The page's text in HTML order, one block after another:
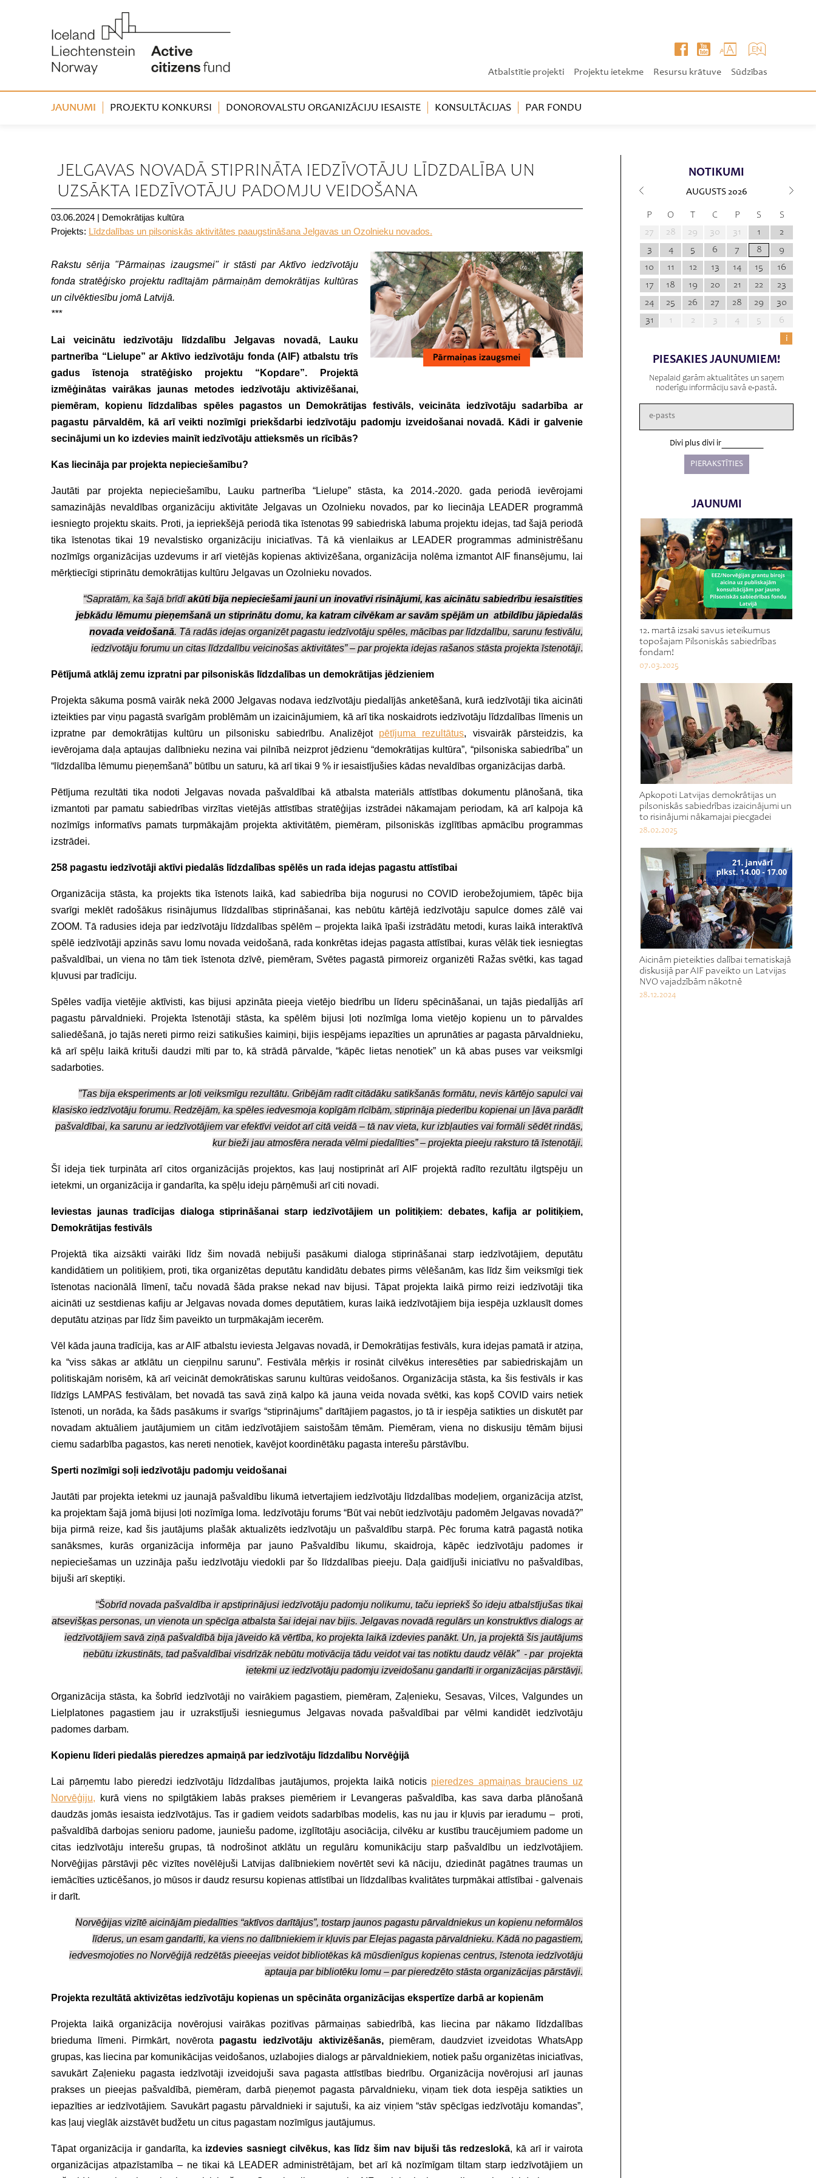
Atbalstītie projekti Projektu ietekme Resursu krātuve Sūdzības
JAUNUMI PROJEKTU KONKURSI DONOROVALSTU ORGANIZĀCIJU IESAISTE KONSULTĀCIJAS PAR FONDU
JELGAVAS NOVADĀ STIPRINĀTA IEDZĪVOTĀJU LĪDZDALĪBA UN
UZSĀKTA IEDZĪVOTĀJU PADOMJU VEIDOŠANA
03.06.2024 | Demokrātijas kultūra
Projekts: Līdzdalības un pilsoniskās aktivitātes paaugstināšana Jelgavas un Ozolnieku novados.
Rakstu sērija "Pārmaiņas izaugsmei" ir stāsti par Aktīvo iedzīvotāju
fonda stratēģisko projektu radītajām pārmaiņām demokrātijas kultūras
un cilvēktiesību jomā Latvijā.
***
Lai veicinātu iedzīvotāju līdzdalību Jelgavas novadā, Lauku
partnerība “Lielupe” ar Aktīvo iedzīvotāju fonda (AIF) atbalstu trīs
gadus īstenoja stratēģisko projektu “Kopdare”. Projektā
izmēģinātas vairākas jaunas metodes iedzīvotāju aktivizēšanai,
piemēram, kopienu līdzdalības spēles pagastos un Demokrātijas festivāls, veicināta iedzīvotāju sadarbība ar
pagastu pārvaldēm, kā arī veikti nozīmīgi priekšdarbi iedzīvotāju padomju izveidošanai novadā. Kādi ir galvenie
secinājumi un ko izdevies mainīt iedzīvotāju attieksmēs un rīcībās?
Kas liecināja par projekta nepieciešamību?
Jautāti par projekta nepieciešamību, Lauku partnerība “Lielupe” stāsta, ka 2014.-2020. gada periodā ievērojami
samazinājās nevaldības organizāciju aktivitāte Jelgavas un Ozolnieku novados, par ko liecināja LEADER programmā
iesniegto projektu skaits. Proti, ja iepriekšējā periodā tika īstenotas 99 sabiedriskā labuma projektu idejas, tad šajā periodā
tika īstenotas tikai 19 nevalstisko organizāciju iniciatīvas. Tā kā vienlaikus ar LEADER programmas administrēšanu
nozīmīgs organizācijas uzdevums ir arī vietējās kopienas aktivizēšana, organizācija nolēma izmantot AIF finansējumu, lai
mērķtiecīgi stiprinātu demokrātijas kultūru Jelgavas un Ozolnieku novados.
“Sapratām, ka šajā brīdīakūti bija nepieciešami jauni un inovatīvi risinājumi, kas aicinātu sabiedrību iesaistīties
jebkādu lēmumu pieņemšanā un stiprinātu domu, ka katram cilvēkam ar savām spējām un atbildību jāpiedalās
novada veidošanā. Tā radās idejas organizēt pagastu iedzīvotāju spēles, mācības par līdzdalību, sarunu festivālu,
iedzīvotāju forumu un citas līdzdalību veicinošas aktivitātes” – par projekta idejas rašanos stāsta projekta īstenotāji.
Pētījumā atklāj zemu izpratni par pilsoniskās līdzdalības un demokrātijas jēdzieniem
Projekta sākuma posmā vairāk nekā 2000 Jelgavas nodava iedzīvotāju piedalījās anketēšanā, kurā iedzīvotāji tika aicināti
izteikties par viņu pagastā svarīgām problēmām un izaicinājumiem, kā arī tika noskaidrots iedzīvotāju līdzdalības līmenis un
izpratne par demokrātijas kultūru un pilsonisku sabiedrību. Analizējot pētījuma rezultātus, visvairāk pārsteidzis, ka
ievērojama daļa aptaujas dalībnieku nezina vai pilnībā neizprot jēdzienu “demokrātijas kultūra”, “pilsoniska sabiedrība” un
“līdzdalība lēmumu pieņemšanā” būtību un saturu, kā arī tikai 9 % ir iesaistījušies kādas nevaldības organizācijas darbā.
Pētījuma rezultāti tika nodoti Jelgavas novada pašvaldībai kā atbalsta materiāls attīstības dokumentu plānošanā, tika
izmantoti par pamatu sabiedrības virzītas vietējās attīstības stratēģijas izstrādei nākamajam periodam, kā arī kalpoja kā
nozīmīgs informatīvs pamats turpmākajām projekta aktivitātēm, piemēram, pilsoniskās izglītības apmācību programmas
izstrādei.
258 pagastu iedzīvotāji aktīvi piedalās līdzdalības spēlēs un rada idejas pagastu attīstībai
Organizācija stāsta, ka projekts tika īstenots laikā, kad sabiedrība bija nogurusi no COVID ierobežojumiem, tāpēc bija
svarīgi meklēt radošākus risinājumus līdzdalības stiprināšanai, kas nebūtu kārtējā iedzīvotāju sapulce domes zālē vai
ZOOM. Tā radusies ideja par iedzīvotāju līdzdalības spēlēm – projekta laikā īpaši izstrādātu metodi, kuras laikā interaktīvā
spēlē iedzīvotāji apzinās savu lomu novada veidošanā, rada konkrētas idejas pagasta attīstībai, kuras vēlāk tiek iesniegtas
pašvaldībai, un viena no tām tiek īstenota dzīvē, piemēram, Svētes pagastā pirmoreiz organizēti Ražas svētki, kas tagad
kļuvusi par tradīciju.
Spēles vadīja vietējie aktīvisti, kas bijusi apzināta pieeja vietējo biedrību un līderu spēcināšanai, un tajās piedalījās arī
pagastu pārvaldnieki. Projekta īstenotāji stāsta, ka spēlēm bijusi ļoti nozīmīga loma vietējo kopienu un to pārvaldes
saliedēšanā, jo tajās nereti pirmo reizi satikušies kaimiņi, bijis iespējams iepazīties un aprunāties ar pagasta pārvaldnieku,
kā arī spēļu laikā krituši daudzi mīti par to, kā strādā pārvalde, “kāpēc lietas nenotiek” un kā abas puses var veiksmīgi
sadarboties.
”Tas bija eksperiments ar ļoti veiksmīgu rezultātu. Gribējām radīt citādāku satikšanās formātu, nevis kārtējo sapulci vai
klasisko iedzīvotāju forumu. Redzējām, ka spēles iedvesmoja kopīgām rīcībām, stiprināja piederību kopienai un ļāva parādīt
pašvaldībai, ka sarunu ar iedzīvotājiem var efektīvi veidot arī citā veidā – tā nav vieta, kur izbļauties vai formāli sēdēt rindās,
kur bieži jau atmosfēra nerada vēlmi piedalīties” – projekta pieeju raksturo tā īstenotāji.
Šī ideja tiek turpināta arī citos organizācijās projektos, kas ļauj nostiprināt arī AIF projektā radīto rezultātu ilgtspēju un
ietekmi, un organizācija ir gandarīta, ka spēļu ideju pārņēmuši arī citi novadi.
Ieviestas jaunas tradīcijas dialoga stiprināšanai starp iedzīvotājiem un politiķiem: debates, kafija ar politiķiem,
Demokrātijas festivāls
Projektā tika aizsākti vairāki līdz šim novadā nebijuši pasākumi dialoga stiprināšanai starp iedzīvotājiem, deputātu
kandidātiem un politiķiem, proti, tika organizētas deputātu kandidātu debates pirms vēlēšanām, kas līdz šim veiksmīgi tiek
īstenotas nacionālā līmenī, taču novadā šāda prakse nekad nav bijusi. Tāpat projekta laikā pirmo reizi iedzīvotāji tika
aicināti uz sestdienas kafiju ar Jelgavas novada domes deputātiem, kuras laikā iedzīvotājiem bija iespēja uzklausīt domes
deputātu atziņas par līdz šim paveikto un turpmākajām iecerēm.
Vēl kāda jauna tradīcija, kas ar AIF atbalstu ieviesta Jelgavas novadā, ir Demokrātijas festivāls, kura idejas pamatā ir atziņa,
ka “viss sākas ar atklātu un cieņpilnu sarunu”. Festivāla mērķis ir rosināt cilvēkus interesēties par sabiedriskajām un
politiskajām norisēm, kā arī veicināt demokrātiskas sarunu kultūras veidošanos. Organizācija stāsta, ka šis festivāls ir kas
līdzīgs LAMPAS festivālam, bet novadā tas savā ziņā kalpo kā jauna veida novada svētki, kas kopš COVID vairs netiek
īstenoti, un norāda, ka šāds pasākums ir svarīgs “stiprinājums” darītājiem pagastos, jo tā ir iespēja satikties un diskutēt par
novadam aktuāliem jautājumiem un citām iedzīvotājiem saistošām tēmām. Piemēram, viena no diskusiju tēmām bijusi
ciemu sadarbība pagastos, kas nereti nenotiek, kavējot koordinētāku pagasta interešu pārstāvību.
Sperti nozīmīgi soļi iedzīvotāju padomju veidošanai
Jautāti par projekta ietekmi uz jaunajā pašvaldību likumā ietvertajiem iedzīvotāju līdzdalības modeļiem, organizācija atzīst,
ka projektam šajā jomā bijusi ļoti nozīmīga loma. Iedzīvotāju forums “Būt vai nebūt iedzīvotāju padomēm Jelgavas novadā?”
bija pirmā reize, kad šis jautājums plašāk aktualizēts iedzīvotāju un pašvaldību starpā. Pēc foruma katrā pagastā notika
sanāksmes, kurās organizācija informēja par jauno Pašvaldību likumu, skaidroja, kāpēc iedzīvotāju padomes ir
nepieciešamas un uzzināja pašu iedzīvotāju viedokli par šo līdzdalības pieeju. Daļa gaidījuši iniciatīvu no pašvaldības,
bijuši arī skeptiķi.
“Šobrīd novada pašvaldība ir apstiprinājusi iedzīvotāju padomju nolikumu, taču iepriekš šo ideju atbalstījušas tikai
atsevišķas personas, un vienota un spēcīga atbalsta šai idejai nav bijis. Jelgavas novadā regulārs un konstruktīvs dialogs ar
iedzīvotājiem savā ziņā pašvaldībā bija jāveido kā vērtība, ko projekta laikā izdevies panākt. Un, ja projektā šis jautājums
nebūtu izkustināts, tad pašvaldībai visdrīzāk nebūtu motivācija tādu veidot vai tas notiktu daudz vēlāk” - par projekta
ietekmi uz iedzīvotāju padomju izveidošanu gandarīti ir organizācijas pārstāvji.
Organizācija stāsta, ka šobrīd iedzīvotāji no vairākiem pagastiem, piemēram, Zaļenieku, Sesavas, Vilces, Valgundes un
Lielplatones pagastiem jau ir uzrakstījuši iesniegumus Jelgavas novada pašvaldībai par vēlmi kandidēt iedzīvotāju
padomes darbam.
Kopienu līderi piedalās pieredzes apmaiņā par iedzīvotāju līdzdalību Norvēģijā
Lai pārņemtu labo pieredzi iedzīvotāju līdzdalības jautājumos, projekta laikā noticis pieredzes apmaiņas brauciens uz
Norvēģiju, kurā viens no spilgtākiem labās prakses piemēriem ir Levangeras pašvaldība, kas sava darba plānošanā
daudzās jomās iesaista iedzīvotājus. Tas ir gadiem veidots sadarbības modelis, kas nu jau ir kļuvis par ieradumu – proti,
pašvaldībā darbojas senioru padome, jauniešu padome, izglītotāju asociācija, cilvēku ar kustību traucējumiem padome un
citas iedzīvotāju interešu grupas, tā nodrošinot atklātu un regulāru komunikāciju starp pašvaldību un iedzīvotājiem.
Norvēģijas pārstāvji pēc vizītes novēlējuši Latvijas dalībniekiem novērtēt sevi kā nāciju, dziedināt pagātnes traumas un
iemācīties uzticēšanos, jo mūsos ir daudz resursu kopienas attīstībai un līdzdalības kvalitātes turpmākai attīstībai - galvenais
ir darīt.
Norvēģijas vizītē aicinājām piedalīties “aktīvos darītājus”, tostarp jaunos pagastu pārvaldniekus un kopienu neformālos
līderus, un esam gandarīti, ka viens no dalībniekiem ir kļuvis par Elejas pagasta pārvaldnieku. Kādā no pagastiem,
iedvesmojoties no Norvēģijā redzētās pieeejas veidot bibliotēkas kā mūsdienīgus kopienas centrus, īstenota iedzīvotāju
aptauja par bibliotēku lomu – par pieredzēto stāsta organizācijas pārstāvji.
Projekta rezultātā aktivizētas iedzīvotāju kopienas un spēcināta organizācijas ekspertīze darbā ar kopienām
Projekta laikā organizācija novērojusi vairākas pozitīvas pārmaiņas sabiedrībā, kas liecina par nākamo līdzdalības
brieduma līmeni. Pirmkārt, novērota pagastu iedzīvotāju aktivizēšanās, piemēram, daudzviet izveidotas WhatsApp
grupas, kas liecina par komunikācijas veidošanos, uzlabojies dialogs ar pārvaldniekiem, notiek pašu organizētas iniciatīvas,
savukārt Zaļenieku pagasta iedzīvotāji izveidojuši sava pagasta attīstības biedrību. Organizācija novērojusi arī jaunas
prakses un pieejas pašvaldībā, piemēram, darbā pieņemot pagasta pārvaldnieku, viņam tiek dota iespēja satikties un
iepazīties ar iedzīvotājiem. Savukārt pagastu pārvaldnieki ir sajutuši, ka aiz viņiem “stāv spēcīgas iedzīvotāju komandas”,
kas ļauj vieglāk aizstāvēt budžetu un citus pagastam nozīmīgus jautājumus.
Tāpat organizācija ir gandarīta, ka izdevies sasniegt cilvēkus, kas līdz šim nav bijuši tās redzeslokā, kā arī ir vairota
organizācijas atpazīstamība – ne tikai kā LEADER administrētājam, bet arī kā nozīmīgam tiltam starp iedzīvotājiem un
NOTIKUMI
AUGUSTS 2026
P O T C P S
S
27
28 29 30 31 1
2
3
4 5 6 7 8
9
10
11 12 13 14 15
16
17
18 19 20 21 22
23
24
25 26 27 28 29
30
31
1 2 3 4 5
6
i
PIESAKIES JAUNUMIEM!
Nepalaid garām aktualitātes un saņem
noderīgu informāciju savā e-pastā.
Divi plus divi ir
JAUNUMI
12. martā izsaki savus ieteikumus
topošajam Pilsoniskās sabiedrības
fondam!
07.03.2025
Apkopoti Latvijas demokrātijas un
pilsoniskās sabiedrības izaicinājumi un
to risinājumi nākamajai piecgadei
28.02.2025
Aicinām pieteikties dalībai tematiskajā
diskusijā par AIF paveikto un Latvijas
NVO vajadzībām nākotnē
28.12.2024